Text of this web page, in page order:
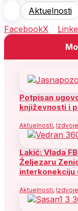
Aktuelnosti
FacebookX
Potpisan
književnosti i
Aktuelnosti,
Lakić: Vlada
Željezaru
interkonekciju
Aktuelnosti,